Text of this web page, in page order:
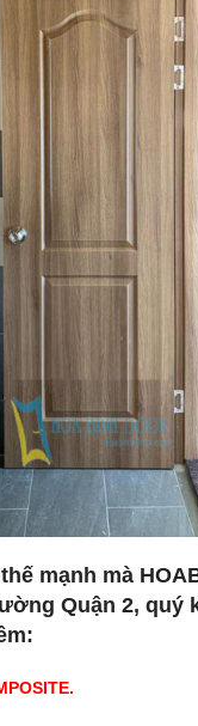
mạnh mà
Quận 2, quý